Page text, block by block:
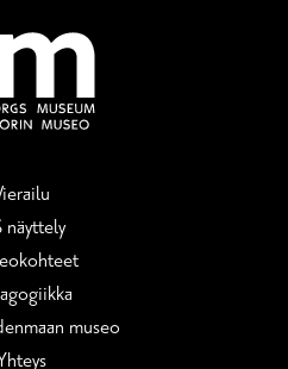
näyttely
museo